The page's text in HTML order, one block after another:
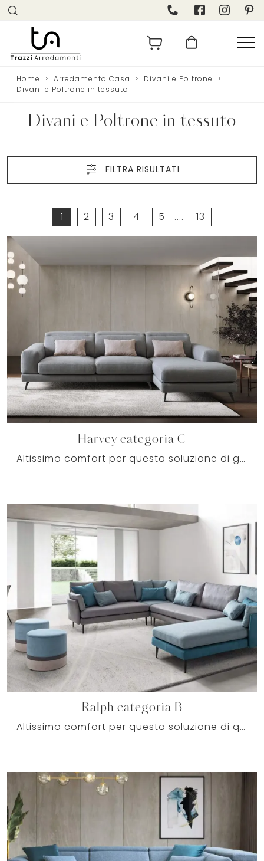
Home > Arredamento Casa > Divani e Poltrone
>
Divani e Poltrone in tessuto
Divani e Poltrone in tessuto
FILTRA RISULTATI
1 2 3 4 5 .... 13
Harvey categoria C
Altissimo comfort per questa soluzione di grande valore: tra molteplici divani con penisola di Le Comfort, risalta per le sue doti di praticità e ...
Ralph categoria B
Altissimo comfort per questa soluzione di qualità eccellente: tra molteplici divani ad angolo di Le Comfort, risalta per le sue doti di praticità e ...